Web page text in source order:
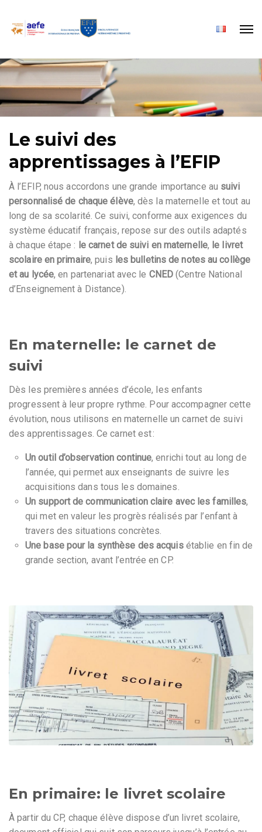
Le suivi des
apprentissages à l’EFIP
À l’EFIP, nous accordons une grande importance au suivi
personnalisé de chaque élève, dès la maternelle et tout au
long de sa scolarité. Ce suivi, conforme aux exigences du
système éducatif français, repose sur des outils adaptés
à chaque étape : le carnet de suivi en maternelle, le livret
scolaire en primaire, puis les bulletins de notes au collège
et au lycée, en partenariat avec le CNED(Centre National
d’Enseignement à Distance).
En maternelle: le carnet de
suivi
Dès les premières années d’école, les enfants
progressent à leur propre rythme. Pour accompagner cette
évolution, nous utilisons en maternelle un carnet de suivi
des apprentissages. Ce carnet est :
Un outil d’observation continue, enrichi tout au long de
l’année, qui permet aux enseignants de suivre les
acquisitions dans tous les domaines.
Un support de communication claire avec les familles,
qui met en valeur les progrès réalisés par l’enfant à
travers des situations concrètes.
Une base pour la synthèse des acquisétablie en fin de
grande section, avant l’entrée en CP.
En primaire: le livret scolaire
À partir du CP, chaque élève dispose d’un livret scolaire,